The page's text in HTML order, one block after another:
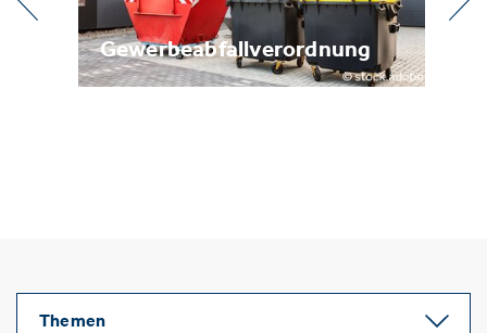
Gewerbeabfallverordnung
Themen